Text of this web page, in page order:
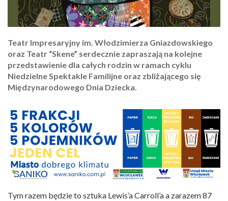
Teatr Impresaryjny im. Włodzimierza Gniazdowskiego
oraz Teatr “Skene” serdecznie zapraszają na kolejne
przedstawienie dla całych rodzin w ramach cyklu
Niedzielne Spektakle Familijne oraz zbliżającego się
Międzynarodowego Dnia Dziecka.
Tym razem będzie to sztuka Lewis’a Carroll’a a zarazem 87